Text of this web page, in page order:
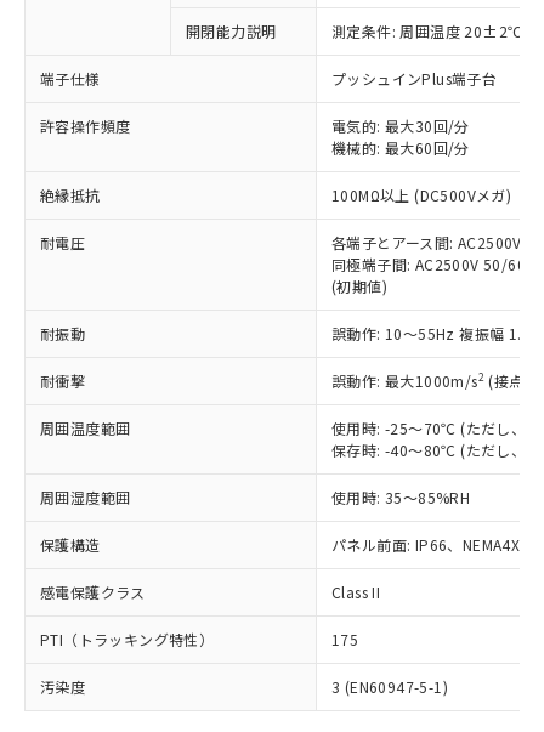
開閉能力説明 測定条件: 周囲温度 20±2℃、
端子仕様 プッシュインPlus端子台
許容操作頻度
電気的: 最大30回/分
機械的: 最大60回/分
絶縁抵抗 100MΩ以上 (DC500Vメガ)
耐電圧
各端子とアース間: AC2500V
同極端子間: AC2500V 50/
(初期値)
耐振動 誤動作: 10～55Hz 複振幅
耐衝撃 誤動作: 最大1000m/s2 (接点
周囲温度範囲
使用時: -25～70℃ (ただし、氷
保存時: -40～80℃ (ただし、氷
周囲湿度範囲 使用時: 35～85%RH
保護構造 パネル前面: IP66、NEMA4X,
感電保護クラス Class II
PTI（トラッキング特性） 175
汚染度 3 (EN60947-5-1)
以下の条件をお読みいただき、同意のうえ
ご利用ください。
本サービスは、当社制御機器事業取扱
商品の当社在庫状況および標準価格
当社制御機器事業取扱商品の中には、
本サービスの対象外となる商品もある
ことをご了承ください。
在庫状況および標準価格照会結果は、
記載している更新日時点での社内デー
タに基づき作成されるものであり、閲
覧された時点での実際の在庫および標
準価格とは異なる場合があることをご
正式な納期状況および標準価格はお客
様のお取引先、またはお客様担当のオ
ムロン制御機器販売店・当社販売員に
オムロン制御機器販売店や当社販売拠
販売ネットワーク
」をご確認
ください。
在庫状況および標準価格結果を当社の
事前の承諾なく第三者に漏洩または開
マイパーツ機能（部品リスト作成サー
対応予定なし：EU RoHS指令（10物質）の
非含有に非対応の商品で、対応品を出す予
定はありません。
調査・確認中：EU RoHS指令（10物質）の
非含有の対応状況を調査中または確認中の
非該当品：ライセンス料など無形物で、有
害物質有無と関係のない商品です。
いたものが、含有品と判明した場合などや
むを得ず変更することがあります。
六価クロム(Cr(Ⅵ)) 1000ppm以下、ポリ臭化ビフェニル
類(PBB) 1000ppm以下、ポリ臭化ジフェニルエーテル類
(PBDE) 1000ppm以下、フタル酸ビス(2-エチルヘキシ
ル) (DEHP)(別名：DOP) 1000ppm以下、フタル酸ブチ
ルベンジル（BBP） 1000ppm以下、フタル酸ジブチル
（DBP） 1000ppm以下、フタル酸ジイソブチル
(DIBP) 1000ppm以下
フタル酸エステル類の４物質については閾値を超える意
図的な使用がないことを確認しています。
※2 対応予定月
部品在庫の切り替え状況などにより、予定
月が前後することがあります。
※1 中国RoHS○×表
「○」：最大均質材料含有率が中国RoHSの
基準値以下であることを示します。
「×」：最大均質材料含有率が中国RoHSの
基準値を超えていることを示します。
「－」：未確認です。当社販売部門へお問
*中国RoHS10物質の基準値 (GB/T26572)：
Pb(鉛) :1000ppm、 Hg(水銀) : 1000ppm、 Cd(カドミウ
Cr(Ⅵ)(六価クロム) : 1000ppm、 PBBs(ポリ臭化ビフェ
ニル類) : 1000ppm、 PBDEs(ポリ臭化ジフェニルエーテ
DBP(フタル酸ジブチル) : 1000ppm、 DIBP(フタル酸ジ
イソブチル) : 1000ppm、 BBP(フタル酸ブチルベンジ
ル) : 1000ppm、
DEHP(フタル酸ビス(2-エチルヘキシル)) : 1000ppm
※2 環境保護使用期限
「ｅ」：有害物質（10物質）のすべてが基
準値以下であることを示します。
「10」：通常の使用状況下において有害物
質が外部に漏えいし、環境に深刻な影響を
当社は、これら貴社製品のうち、外国
為替および外国貿易法に定める商品
（以下｢規制貨物等」という）を輸出
または国外への提供する場合は、日本
国政府の輸出許可(または役務取引許
可)を取得するなどの必要な手続きを
当社は規制貨物を破棄する場合は、完
全に破砕するなど、違法に輸出されな
いよう必要な手段を講じます。
ル、化学兵器、生物兵器またはその他
武器並びにこれらの製造装置等に一切
使用いたしません。
当社は、貴社製品を第三者に販売する
場合は、上記1、2および3の内容を当
該第三者に通知します。また当社は、
販売先および販売に係わる関係者が違
法に輸出するおそれがある場合は、取
○ 一定数以上の在庫あり
一定数には満たないが在庫あり
在庫なし(最新の在庫状況につ
いては、お客様のお取引先、ま
たはお客様担当のオムロン制御
機器販売店・当社販売員にご確
認ください)
受注生産機種、また在庫状況の